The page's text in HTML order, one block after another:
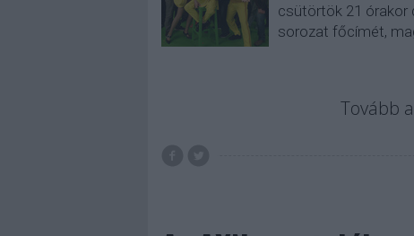
csütörtök 21 órakor
sorozat főcímét,
Tovább